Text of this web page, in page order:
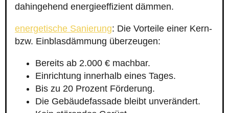
dahingehend energieeffizient dämmen.
energetische Sanierung: Die Vorteile einer Kern-
bzw. Einblasdämmung überzeugen:
Bereits ab 2.000 € machbar.
Einrichtung innerhalb eines Tages.
Bis zu 20 Prozent Förderung.
Die Gebäudefassade bleibt unverändert.